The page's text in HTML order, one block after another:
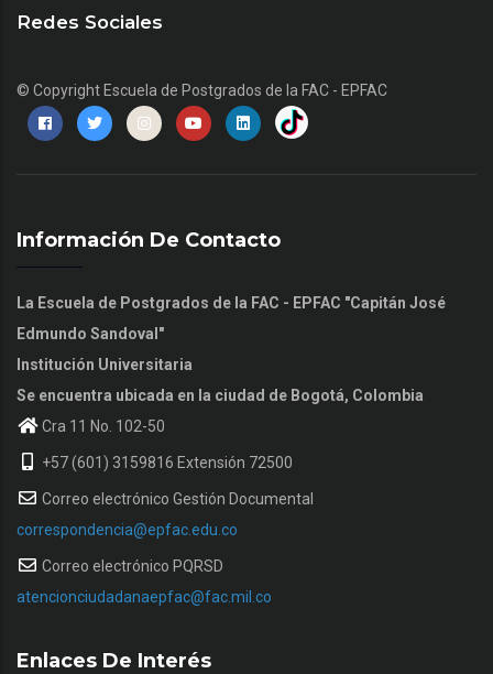
Redes Sociales
© Copyright Escuela de Postgrados de la FAC - EPFAC
Información De Contacto
La Escuela de Postgrados de la FAC - EPFAC "Capitán José
Edmundo Sandoval"
Institución Universitaria
Se encuentra ubicada en la ciudad de Bogotá, Colombia
Cra 11 No. 102-50
+57 (601) 3159816 Extensión 72500
Correo electrónico Gestión Documental
correspondencia@epfac.edu.co
Correo electrónico PQRSD
atencionciudadanaepfac@fac.mil.co
Enlaces De Interés